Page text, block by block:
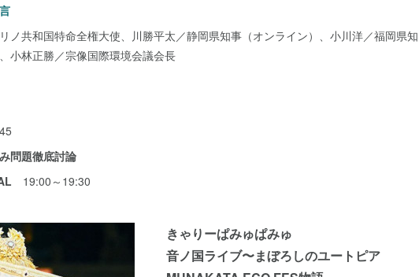
ノ共和国特命全権大使、川勝平太／静岡県知事（オンライン）、小川洋／福岡県知
小林正勝／宗像国際環境会議会長
問題徹底討論
19:00～19:30
きゃりーぱみゅぱみゅ
音ノ国ライブ〜まぼろしのユートピア